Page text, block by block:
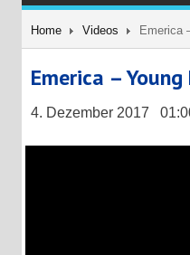
Home Videos Emerica
Emerica –
4. Dezember 2017